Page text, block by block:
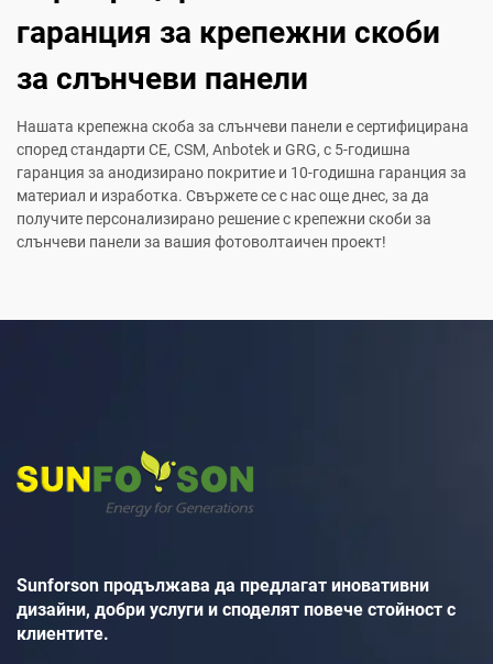
гаранция за крепежни скоби
за слънчеви панели
Нашата крепежна скоба за слънчеви панели е сертифицирана
според стандарти CE, CSM, Anbotek и GRG, с 5-годишна
гаранция за анодизирано покритие и 10-годишна гаранция за
материал и изработка. Свържете се с нас още днес, за да
получите персонализирано решение с крепежни скоби за
слънчеви панели за вашия фотоволтаичен проект!
Sunforson продължава да предлагат иновативни
дизайни, добри услуги и споделят повече стойност с
клиентите.